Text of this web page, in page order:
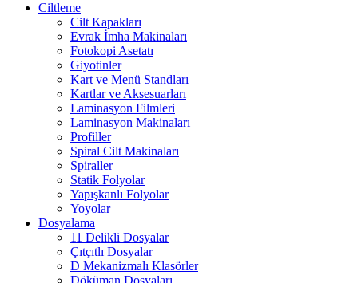
Ciltleme
Cilt Kapakları
Evrak İmha Makinaları
Fotokopi Asetatı
Giyotinler
Kart ve Menü Standları
Kartlar ve Aksesuarları
Laminasyon Filmleri
Laminasyon Makinaları
Profiller
Spiral Cilt Makinaları
Spiraller
Statik Folyolar
Yapışkanlı Folyolar
Yoyolar
Dosyalama
11 Delikli Dosyalar
Çıtçıtlı Dosyalar
D Mekanizmalı Klasörler
Döküman Dosyaları